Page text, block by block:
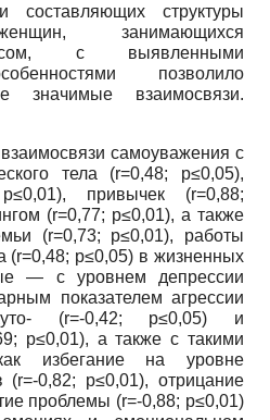
составляющих структуры
занимающихся
с выявленными
позволило
значимые взаимосвязи.
самоуважения с
тела (r=0,48; p≤0,05),
привычек (r=0,88;
(r=0,77; p≤0,01), а также
(r=0,73; p≤0,01), работы
(r=0,48; p≤0,05) в жизненных
— с уровнем депрессии
показателем агрессии
(r=-0,42; p≤0,05) и
p≤0,01), а также с такими
как избегание на уровне
(r=-0,82; p≤0,01), отрицание
проблемы (r=-0,88; p≤0,01)